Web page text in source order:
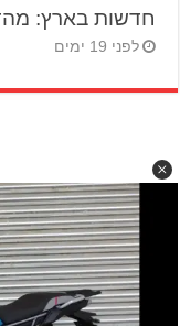
חדשות בארץ: מהדורות 80 שנה
לפני 19 ימים